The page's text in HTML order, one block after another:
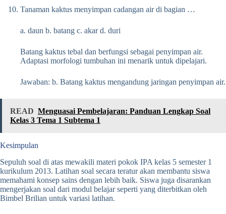
Tanaman kaktus menyimpan cadangan air di bagian …
a. daun b. batang c. akar d. duri
Batang kaktus tebal dan berfungsi sebagai penyimpan air.
Adaptasi morfologi tumbuhan ini menarik untuk dipelajari.
Jawaban: b. Batang kaktus mengandung jaringan penyimpan air.
READ Menguasai Pembelajaran: Panduan Lengkap Soal
Kelas 3 Tema 1 Subtema 1
Kesimpulan
Sepuluh soal di atas mewakili materi pokok IPA kelas 5 semester 1
kurikulum 2013. Latihan soal secara teratur akan membantu siswa
memahami konsep sains dengan lebih baik. Siswa juga disarankan
mengerjakan soal dari modul belajar seperti yang diterbitkan oleh
Bimbel Brilian untuk variasi latihan.